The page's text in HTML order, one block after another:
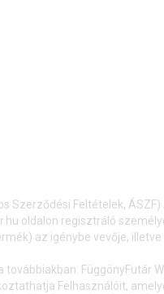
Feltételek,
oldalon regisztráló
az igénybe vevője,
Felhasználóit,